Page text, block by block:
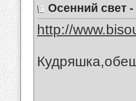
Осенний свет
http://